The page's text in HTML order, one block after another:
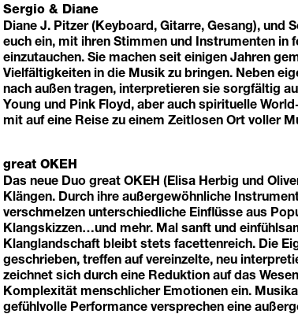
Sergio & Diane
Diane J. Pitzer (Keyboard, Gitarre, Gesang), und
euch ein, mit ihren Stimmen und Instrumenten in
einzutauchen. Sie machen seit einigen Jahren
Vielfältigkeiten in die Musik zu bringen. Neben
nach außen tragen, interpretieren sie sorgfältig
Young und Pink Floyd, aber auch spirituelle
mit auf eine Reise zu einem Zeitlosen Ort voller
great OKEH
Das neue Duo great OKEH (Elisa Herbig und
Klängen. Durch ihre außergewöhnliche
verschmelzen unterschiedliche Einflüsse aus
Klangskizzen…und mehr. Mal sanft und
Klanglandschaft bleibt stets facettenreich. Die
geschrieben, treffen auf vereinzelte, neu
zeichnet sich durch eine Reduktion auf das
Komplexität menschlicher Emotionen ein.
gefühlvolle Performance versprechen eine